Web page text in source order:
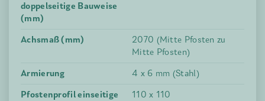
doppelseitige Bauweise
(mm)
Achsmaß (mm)
2070 (Mitte Pfosten zu
Mitte Pfosten)
Armierung
4 x 6 mm (Stahl)
Pfostenprofil einseitige
110 x 110